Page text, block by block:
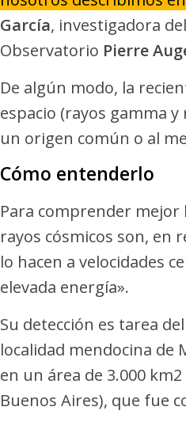
García, investigadora
Observatorio Pierre
De algún modo, la
espacio (rayos gamma
un origen común o al
Cómo entenderlo
Para comprender mejor
rayos cósmicos son, en
lo hacen a velocidades
elevada energía».
Su detección es tarea
localidad mendocina de
en un área de 3.000
Buenos Aires), que fue